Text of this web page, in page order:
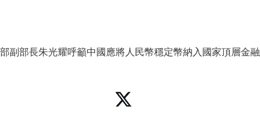
副部長朱光耀呼籲中國應將人民幣穩定幣納入國家頂層金融